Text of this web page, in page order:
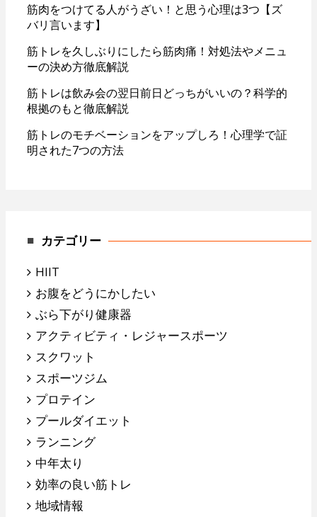
筋肉をつけてる人がうざい！と思う心理は3つ【ズ
バリ言います】
筋トレを久しぶりにしたら筋肉痛！対処法やメニュ
ーの決め方徹底解説
筋トレは飲み会の翌日前日どっちがいいの？科学的
根拠のもと徹底解説
筋トレのモチベーションをアップしろ！心理学で証
明された7つの方法
カテゴリー
HIIT
お腹をどうにかしたい
ぶら下がり健康器
アクティビティ・レジャースポーツ
スクワット
スポーツジム
プロテイン
プールダイエット
ランニング
中年太り
効率の良い筋トレ
地域情報